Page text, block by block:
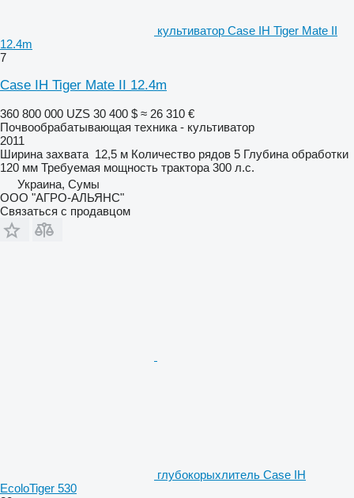
культиватор Case IH Tiger Mate II
12.4m
7
Case IH Tiger Mate II 12.4m
360 800 000 UZS 30 400 $ ≈ 26 310 €
Почвообрабатывающая техника - культиватор
2011
Ширина захвата 12,5 м Количество рядов 5 Глубина обработки
120 мм Требуемая мощность трактора 300 л.с.
Украина, Сумы
ООО "АГРО-АЛЬЯНС"
Связаться с продавцом
глубокорыхлитель Case IH
EcoloTiger 530